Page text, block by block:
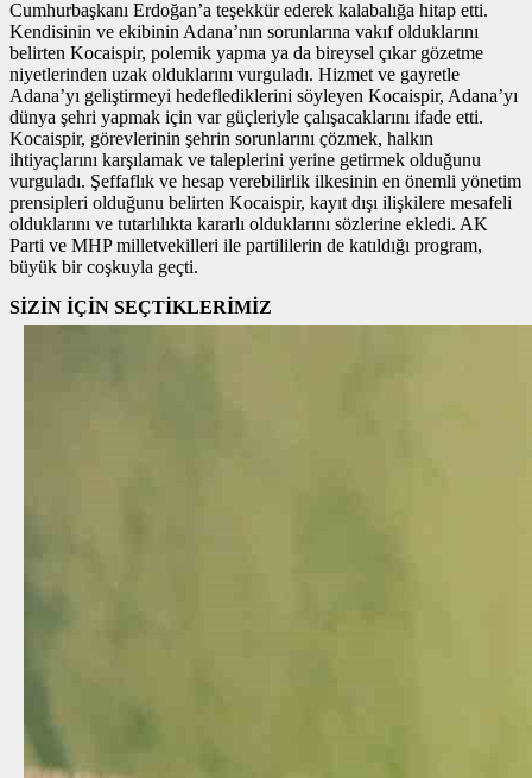
Cumhurbaşkanı Erdoğan’a teşekkür ederek kalabalığa hitap etti.
Kendisinin ve ekibinin Adana’nın sorunlarına vakıf olduklarını
belirten Kocaispir, polemik yapma ya da bireysel çıkar gözetme
niyetlerinden uzak olduklarını vurguladı. Hizmet ve gayretle
Adana’yı geliştirmeyi hedeflediklerini söyleyen Kocaispir, Adana’yı
dünya şehri yapmak için var güçleriyle çalışacaklarını ifade etti.
Kocaispir, görevlerinin şehrin sorunlarını çözmek, halkın
ihtiyaçlarını karşılamak ve taleplerini yerine getirmek olduğunu
vurguladı. Şeffaflık ve hesap verebilirlik ilkesinin en önemli yönetim
prensipleri olduğunu belirten Kocaispir, kayıt dışı ilişkilere mesafeli
olduklarını ve tutarlılıkta kararlı olduklarını sözlerine ekledi. AK
Parti ve MHP milletvekilleri ile partililerin de katıldığı program,
büyük bir coşkuyla geçti.
SİZİN İÇİN SEÇTİKLERİMİZ